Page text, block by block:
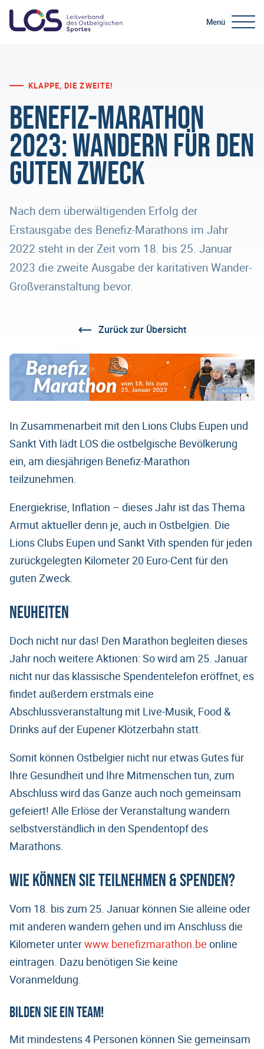
Menü
KLAPPE, DIE ZWEITE!
Benefiz-Marathon
2023: Wandern für den
guten Zweck
Nach dem überwältigenden Erfolg der
Erstausgabe des Benefiz-Marathons im Jahr
2022 steht in der Zeit vom 18. bis 25. Januar
2023 die zweite Ausgabe der karitativen Wander-
Großveranstaltung bevor.
Zurück zur Übersicht
In Zusammenarbeit mit den Lions Clubs Eupen und
Sankt Vith lädt LOS die ostbelgische Bevölkerung
ein, am diesjährigen Benefiz-Marathon
teilzunehmen.
Energiekrise, Inflation – dieses Jahr ist das Thema
Armut aktueller denn je, auch in Ostbelgien. Die
Lions Clubs Eupen und Sankt Vith spenden für jeden
zurückgelegten Kilometer 20 Euro-Cent für den
guten Zweck.
Neuheiten
Doch nicht nur das! Den Marathon begleiten dieses
Jahr noch weitere Aktionen: So wird am 25. Januar
nicht nur das klassische Spendentelefon eröffnet, es
findet außerdem erstmals eine
Abschlussveranstaltung mit Live-Musik, Food &
Drinks auf der Eupener Klötzerbahn statt.
Somit können Ostbelgier nicht nur etwas Gutes für
Ihre Gesundheit und Ihre Mitmenschen tun, zum
Abschluss wird das Ganze auch noch gemeinsam
gefeiert! Alle Erlöse der Veranstaltung wandern
selbstverständlich in den Spendentopf des
Marathons.
Wie können Sie teilnehmen & spenden?
Vom 18. bis zum 25. Januar können Sie alleine oder
mit anderen wandern gehen und im Anschluss die
Kilometer unterwww.benefizmarathon.be online
eintragen. Dazu benötigen Sie keine
Voranmeldung.
Bilden Sie ein Team!
Mit mindestens 4 Personen können Sie gemeinsam